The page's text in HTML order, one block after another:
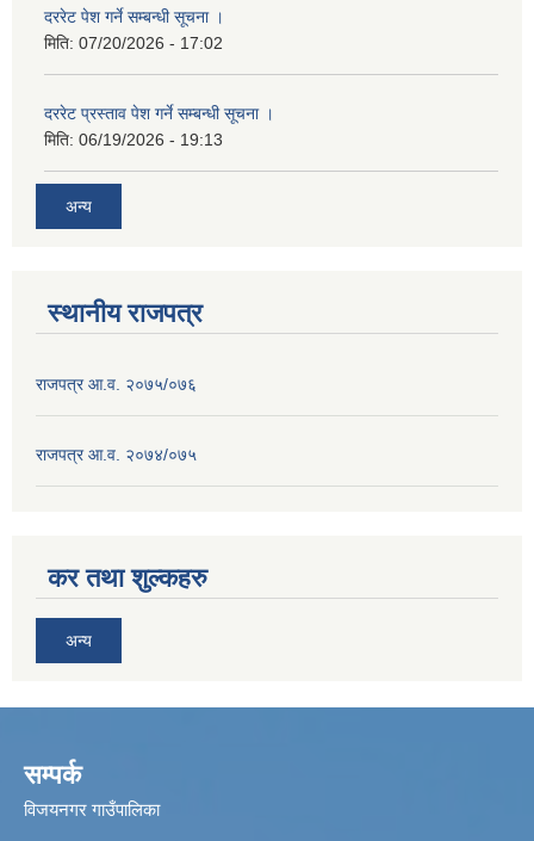
दररेट पेश गर्ने सम्बन्धी सूचना ।
मिति: 07/20/2026 - 17:02
दररेट प्रस्ताव पेश गर्ने सम्बन्धी सूचना ।
मिति: 06/19/2026 - 19:13
अन्य
स्थानीय राजपत्र
राजपत्र आ.व. २०७५/०७६
राजपत्र आ.व. २०७४/०७५
कर तथा शुल्कहरु
अन्य
सम्पर्क
विजयनगर गाउँपालिका